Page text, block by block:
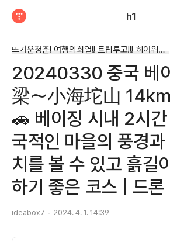
h1
뜨거운청춘! 여행의희열!! 트립투고!!! 히어위고!!!!/드론과 여행
20240330 중국 베
梁～小海坨山 14km
🚗 베이징 시내 2시간
국적인 마을의 풍경
치를 볼 수 있고 흙길
하기 좋은 코스 | 드론
ideabox7 2024. 4. 1. 14:39